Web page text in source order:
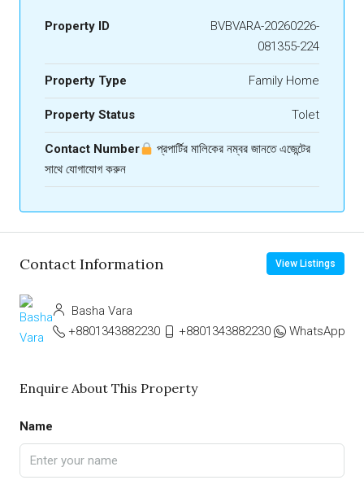
Property ID
BVBVARA-20260226-
081355-224
Property Type Family Home
Property Status Tolet
Contact Number
প্রপার্টির মালিকের নম্বর জানতে এজেন্টের
সাথে যোগাযোগ করুন
Contact Information View Listings
Basha Vara
+8801343882230
+8801343882230 WhatsApp
Enquire About This Property
Name